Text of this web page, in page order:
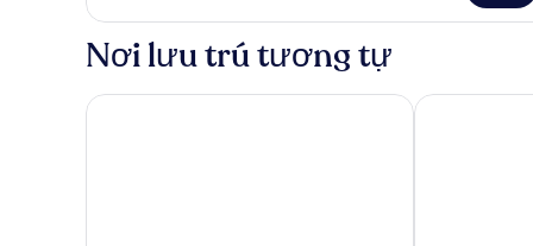
Room
Nơi lưu trú tương tự
PortAventura Hotel El Paso - Includes unlimited
PortAventura